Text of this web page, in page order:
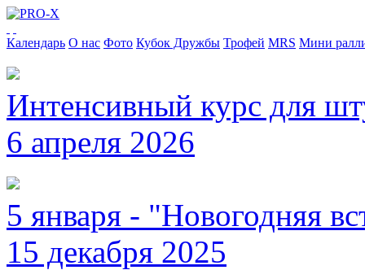
Календарь О нас Фото Кубок Дружбы Трофей MRS Мини
Интенсивный курс для
6 апреля 2026
5 января - "Новогодняя
15 декабря 2025